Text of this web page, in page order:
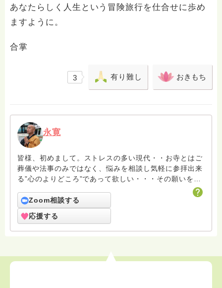
あなたらしく人生という冒険旅行を仕合せに歩め
ますように。
合掌
3 有り難し おきもち
永寛
皆様、初めまして。ストレスの多い現代・・お寺とはご
葬儀や法事のみではなく、悩みを相談し気軽に参拝出来
る”心のよりどころ”であって欲しい・・・その願いを叶
えさせて頂きました。仏縁を頂き真言宗の小さな手作り
のお寺を開山させて頂き4ヶ月が過ぎました。妻を脳腫
瘍で看取り、東日本大震災で彼女を失い、父を心筋梗塞
で看取り、障がいのある長男と健常児の次男を育てる父
子家庭の父、押し寄せるこれでもか！と来る障害。・・
出来事があるからこそ、その痛みがわかるからできるの
Zoom相談する
応援する